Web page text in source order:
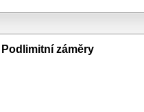
Podlimitní záměry